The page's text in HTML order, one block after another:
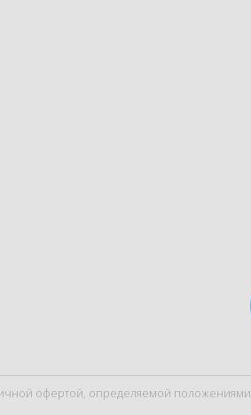
офертой, определяемой положениями